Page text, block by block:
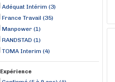
Adéquat Intérim (3)
France Travail (35)
Manpower (1)
RANDSTAD (1)
TOMA Interim (4)
Expérience